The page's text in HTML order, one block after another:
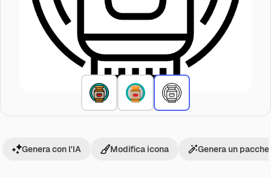
Genera con l'IA Modifica icona Genera un